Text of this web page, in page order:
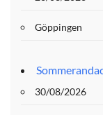
Göppingen
30/08/2026